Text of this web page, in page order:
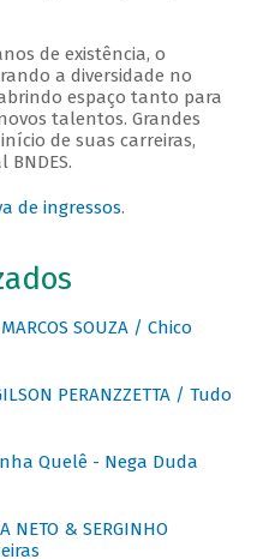
de existência, o
a diversidade no
espaço tanto para
talentos. Grandes
de suas carreiras,
de ingressos.
SOUZA / Chico
PERANZZETTA / Tudo
Quelê - Nega Duda
NETO & SERGINHO